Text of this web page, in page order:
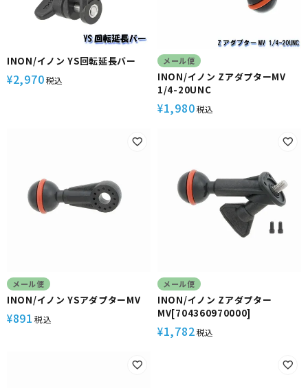
INON/イノン YS回転延長バー
¥2,970税込
メール便
INON/イノン ZアダプターMV
1/4-20UNC
¥1,980税込
メール便
INON/イノン YSアダプターMV
¥891 税込
メール便
INON/イノン Zアダプター
MV[704360970000]
¥1,782税込